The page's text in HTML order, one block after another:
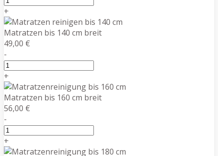
+
Matratzen bis 140 cm breit
49,00 €
-
+
Matratzen bis 160 cm breit
56,00 €
-
+